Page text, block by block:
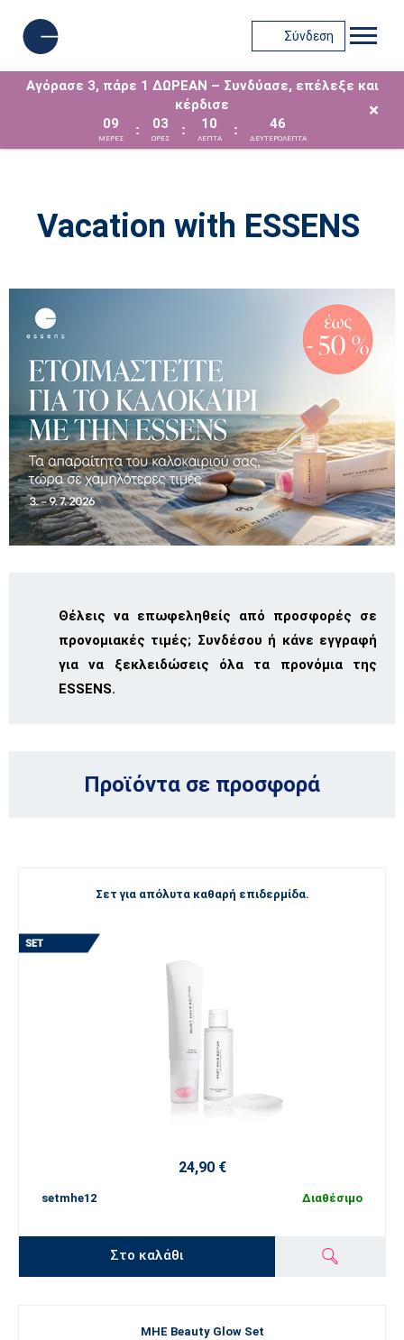
Σύνδεση
Αγόρασε 3, πάρε 1 ΔΩΡΕΑΝ – Συνδύασε, επέλεξε και
κέρδισε
09
ΜΈΡΕΣ
: 03
ΩΡΕΣ
: 10
ΛΕΠΤΑ
: 45
ΔΕΥΤΕΡΟΛΕΠΤΑ
×
Vacation with ESSENS
Θέλεις να επωφεληθείς από προσφορές σε
προνομιακές τιμές; Συνδέσου ή κάνε εγγραφή
για να ξεκλειδώσεις όλα τα προνόμια της
ESSENS.
Προϊόντα σε προσφορά
Σετ για απόλυτα καθαρή επιδερμίδα.
24,90 €
setmhe12 Διαθέσιμο
Στο καλάθι
MHE Beauty Glow Set